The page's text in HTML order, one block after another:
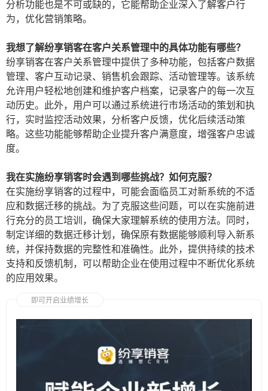
分析功能也是不可或缺的，它能帮助企业深入了解客户行
为，优化营销策略。
我想了解纷享销客在客户关系管理中的具体功能有哪些？
纷享销客在客户关系管理中提供了多种功能，包括客户数据
管理、客户互动记录、销售机会跟踪、活动管理等。该系统
允许用户轻松地创建和维护客户档案，记录客户的每一次互
动历史。此外，用户可以通过系统进行市场活动的策划和执
行，实时监控活动效果，分析客户反馈，优化后续活动策
略。这些功能能够帮助企业提升客户满意度，增强客户忠诚
度。
我在实施纷享销客时会遇到哪些挑战？如何克服？
在实施纷享销客的过程中，可能会面临员工对新系统的不适
应和数据迁移的挑战。为了克服这些问题，可以在实施前进
行充分的员工培训，确保大家理解系统的使用方法。同时，
制定详细的数据迁移计划，确保原有数据能够顺利导入新系
统，并保持数据的完整性和准确性。此外，提供持续的技术
支持和反馈机制，可以帮助企业在使用过程中不断优化系统
的应用效果。
即可开启业绩增长